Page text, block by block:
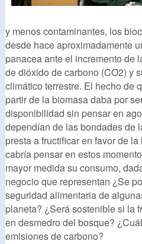
y menos contaminantes, los
desde hace aproximadamente
panacea ante el incremento de
de dióxido de carbono (CO2) y
climático terrestre. El hecho de
partir de la biomasa daba por
disponibilidad sin pensar en
dependían de las bondades de
presta a fructificar en favor de
cabría pensar en estos
mayor medida su consumo,
negocio que representan ¿Se
seguridad alimentaria de
planeta? ¿Será sostenible si la
en desmedro del bosque?
emisiones de carbono?